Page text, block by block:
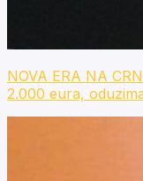
NOVA ERA NA
2.000 eura,